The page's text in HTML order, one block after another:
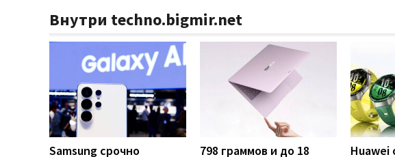
Внутри techno.bigmir.net
Samsung срочно
798 граммов и до 18
Huawei